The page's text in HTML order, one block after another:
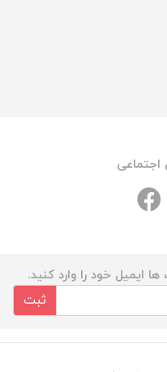
اجتماعی
ایمیل خود را وارد کنید.
ثبت